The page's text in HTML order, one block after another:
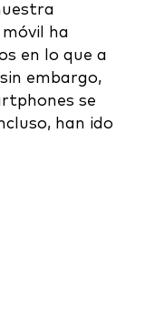
ha
en lo que a
embargo,
se
han ido